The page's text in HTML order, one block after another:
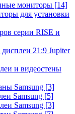
мониторы [14]
для установки
серии RISE и
21:9 Jupiter
и видеостены
Samsung [3]
Samsung [5]
Samsung [3]